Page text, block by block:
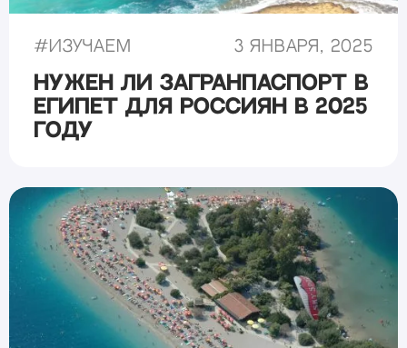
#Изучаем 3 января, 2025
Нужен ли загранпаспорт в
Египет для россиян в 2025
году